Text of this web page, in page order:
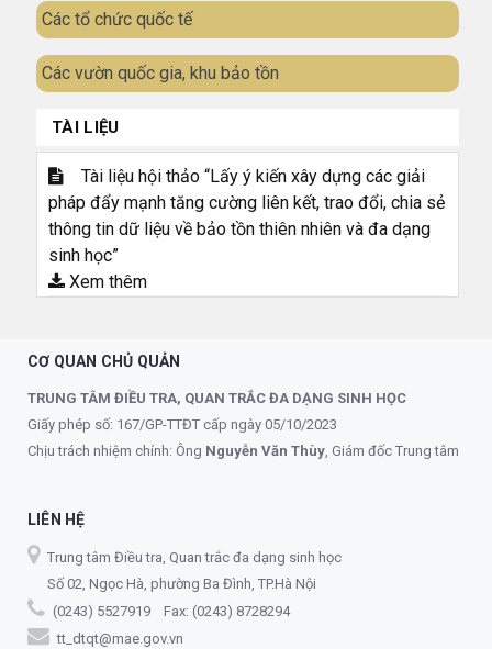
Các tổ chức quốc tế
Các vườn quốc gia, khu bảo tồn
TÀI LIỆU
Tài liệu hội thảo “Lấy ý kiến xây dựng các giải
pháp đẩy mạnh tăng cường liên kết, trao đổi, chia sẻ
thông tin dữ liệu về bảo tồn thiên nhiên và đa dạng
sinh học”
Xem thêm
CƠ QUAN CHỦ QUẢN
TRUNG TÂM ĐIỀU TRA, QUAN TRẮC ĐA DẠNG SINH HỌC
Giấy phép số: 167/GP-TTĐT cấp ngày 05/10/2023
Chịu trách nhiệm chính: Ông Nguyễn Văn Thùy, Giám đốc Trung tâm
LIÊN HỆ
Trung tâm Điều tra, Quan trắc đa dạng sinh học
Số 02, Ngọc Hà, phường Ba Đình, TP.Hà Nội
(0243) 5527919 Fax: (0243) 8728294
tt_dtqt@mae.gov.vn